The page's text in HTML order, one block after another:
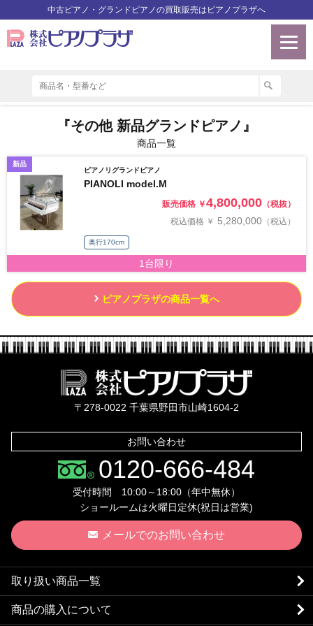
中古ピアノ・グランドピアノの買取販売はピアノプラザへ
『その他 新品グランドピアノ』
商品一覧
新品
1台限り
ピアノリグランドピアノ
PIANOLI model.M
販売価格 ￥4,800,000 （税抜）
税込価格 ￥ 5,280,000 （税込）
奥行170cm
ピアノプラザの商品一覧へ
〒278-0022 千葉県野田市山崎1604-2
お問い合わせ
0120-666-484
受付時間 10:00～18:00（年中無休）
ショールームは火曜日定休(祝日は営業)
メールでのお問い合わせ
取り扱い商品一覧
商品の購入について